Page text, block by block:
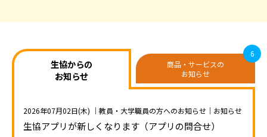
生協からの
お知らせ
商品・サービスの
お知らせ
6
2026年07月02日(木) ｜教員・大学職員の方へのお知らせ｜お知らせ
生協アプリが新しくなります（アプリの問合せ）